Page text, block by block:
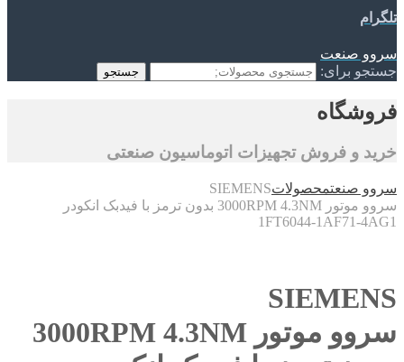
تلگرام
سروو صنعت
جستجو برای:
جستجو
فروشگاه
خرید و فروش تجهیزات اتوماسیون صنعتی
سروو صنعتمحصولاتSIEMENS
سروو موتور 3000RPM 4.3NM بدون ترمز با فیدبک انکودر
1FT6044-1AF71-4AG1
SIEMENS
سروو موتور 3000RPM 4.3NM